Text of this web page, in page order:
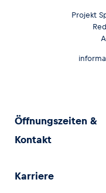
Projekt
Öffnungszeiten &
Kontakt
Karriere